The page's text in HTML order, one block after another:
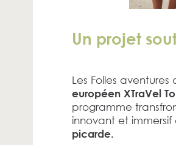
Un projet
Les Folles
européen XTraVel
programme
innovant et immersif
picarde.